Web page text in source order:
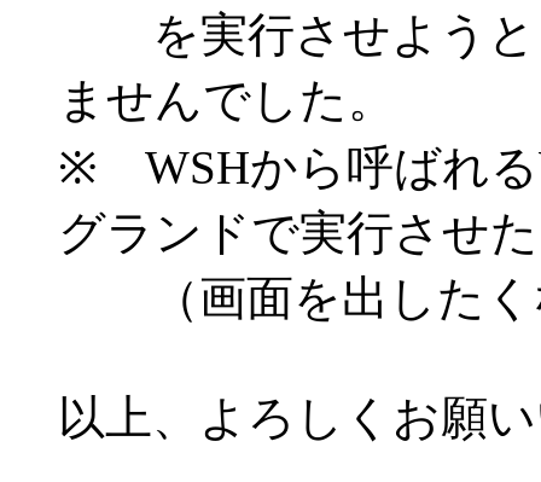
を実行させようと
ませんでした。
※ WSHから呼ばれる
グランドで実行させ
（画面を出したく
以上、よろしくお願